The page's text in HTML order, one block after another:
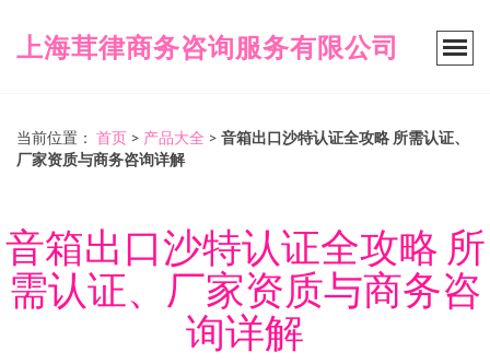
上海茸律商务咨询服务有限公司
当前位置： 首页 > 产品大全 > 音箱出口沙特认证全攻略 所需认证、
厂家资质与商务咨询详解
音箱出口沙特认证全攻略 所
需认证、厂家资质与商务咨
询详解